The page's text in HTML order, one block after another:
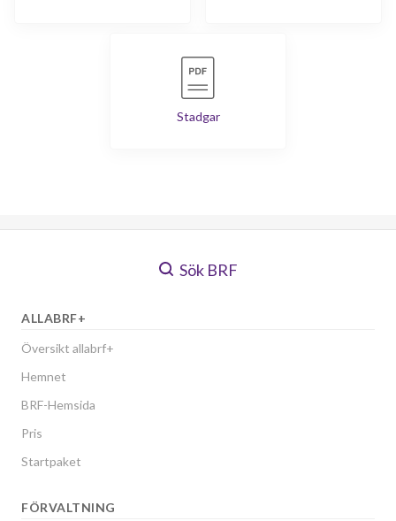
Stadgar
Sök BRF
ALLABRF+
Översikt allabrf+
Hemnet
BRF-Hemsida
Pris
Startpaket
FÖRVALTNING